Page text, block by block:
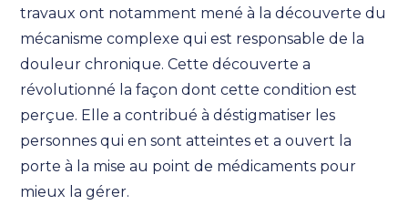
travaux ont notamment mené à la découverte du
mécanisme complexe qui est responsable de la
douleur chronique. Cette découverte a
révolutionné la façon dont cette condition est
perçue. Elle a contribué à déstigmatiser les
personnes qui en sont atteintes et a ouvert la
porte à la mise au point de médicaments pour
mieux la gérer.